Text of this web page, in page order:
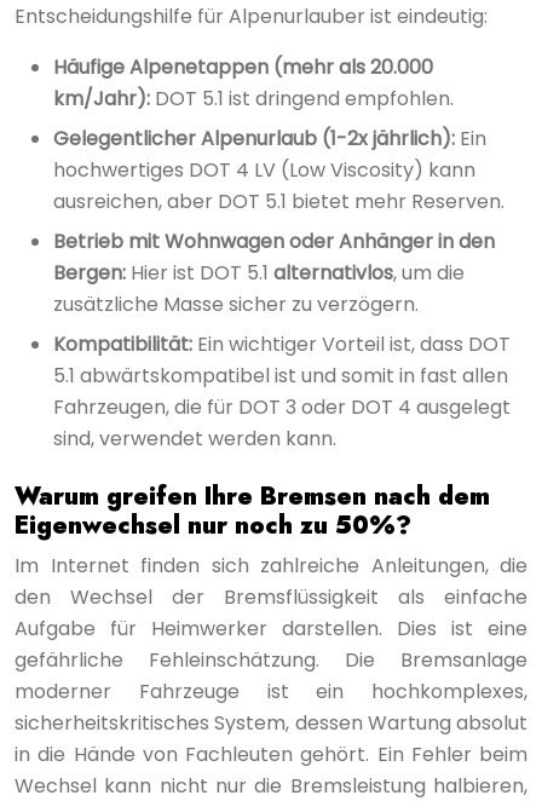
Entscheidungshilfe für Alpenurlauber ist eindeutig:
Häufige Alpenetappen (mehr als 20.000
km/Jahr): DOT 5.1 ist dringend empfohlen.
Gelegentlicher Alpenurlaub (1-2x jährlich): Ein
hochwertiges DOT 4 LV (Low Viscosity) kann
ausreichen, aber DOT 5.1 bietet mehr Reserven.
Betrieb mit Wohnwagen oder Anhänger in den
Bergen: Hier ist DOT 5.1 alternativlos, um die
zusätzliche Masse sicher zu verzögern.
Kompatibilität: Ein wichtiger Vorteil ist, dass DOT
5.1 abwärtskompatibel ist und somit in fast allen
Fahrzeugen, die für DOT 3 oder DOT 4 ausgelegt
sind, verwendet werden kann.
Warum greifen Ihre Bremsen nach dem
Eigenwechsel nur noch zu 50%?
Im Internet finden sich zahlreiche Anleitungen, die
den Wechsel der Bremsflüssigkeit als einfache
Aufgabe für Heimwerker darstellen. Dies ist eine
gefährliche Fehleinschätzung. Die Bremsanlage
moderner Fahrzeuge ist ein hochkomplexes,
sicherheitskritisches System, dessen Wartung absolut
in die Hände von Fachleuten gehört. Ein Fehler beim
Wechsel kann nicht nur die Bremsleistung halbieren,